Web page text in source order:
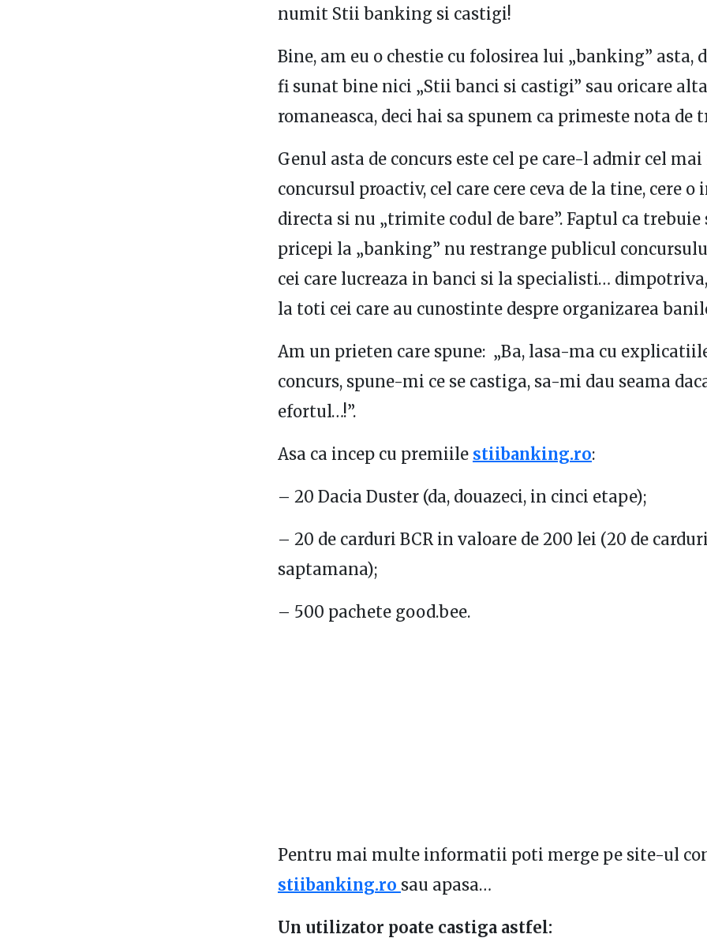
numit Stii banking si castigi!
Bine, am eu o chestie cu folosirea lui „banking” asta,
fi sunat bine nici „Stii banci si castigi” sau oricare
romaneasca, deci hai sa spunem ca primeste nota de
Genul asta de concurs este cel pe care-l admir cel
concursul proactiv, cel care cere ceva de la tine, cere o
directa si nu „trimite codul de bare”. Faptul ca trebuie
pricepi la „banking” nu restrange publicul
cei care lucreaza in banci si la specialisti…
la toti cei care au cunostinte despre organizarea
Am un prieten care spune: „Ba, lasa-ma cu
concurs, spune-mi ce se castiga, sa-mi dau seama
efortul…!”.
Asa ca incep cu premiile stiibanking.ro:
– 20 Dacia Duster (da, douazeci, in cinci etape);
– 20 de carduri BCR in valoare de 200 lei (20 de
saptamana);
– 500 pachete good.bee.
Pentru mai multe informatii poti merge pe site-ul
stiibanking.ro sau apasa…
Un utilizator poate castiga astfel: